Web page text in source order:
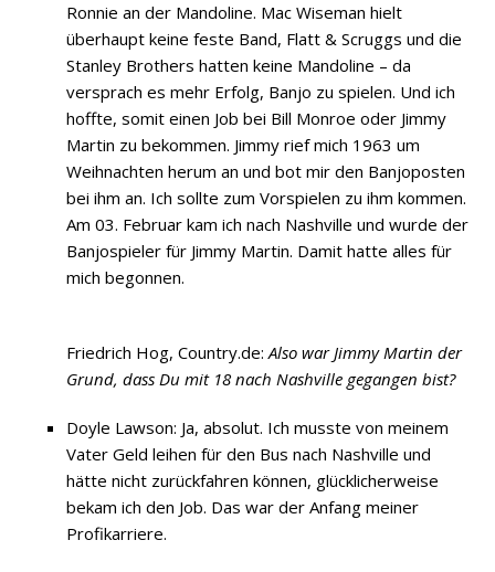
Ronnie an der Mandoline. Mac Wiseman hielt
überhaupt keine feste Band, Flatt & Scruggs und die
Stanley Brothers hatten keine Mandoline – da
versprach es mehr Erfolg, Banjo zu spielen. Und ich
hoffte, somit einen Job bei Bill Monroe oder Jimmy
Martin zu bekommen. Jimmy rief mich 1963 um
Weihnachten herum an und bot mir den Banjoposten
bei ihm an. Ich sollte zum Vorspielen zu ihm kommen.
Am 03. Februar kam ich nach Nashville und wurde der
Banjospieler für Jimmy Martin. Damit hatte alles für
mich begonnen.
Friedrich Hog, Country.de:Also war Jimmy Martin der
Grund, dass Du mit 18 nach Nashville gegangen bist?
Doyle Lawson: Ja, absolut. Ich musste von meinem
Vater Geld leihen für den Bus nach Nashville und
hätte nicht zurückfahren können, glücklicherweise
bekam ich den Job. Das war der Anfang meiner
Profikarriere.